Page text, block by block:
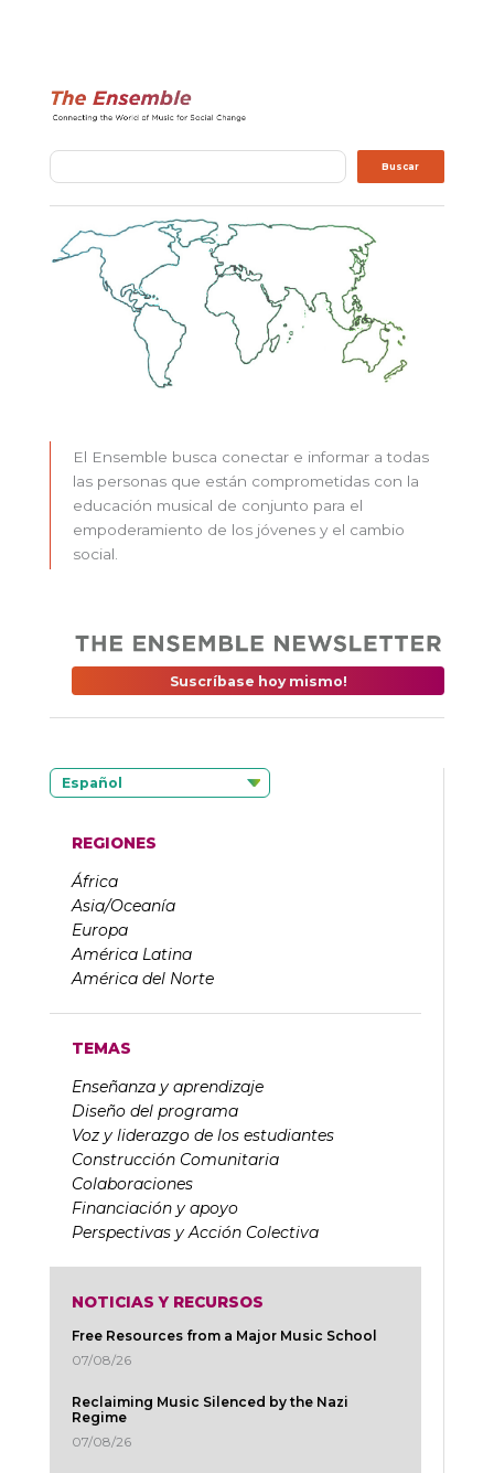
Buscar Buscar
El Ensemble busca conectar e informar a todas
las personas que están comprometidas con la
educación musical de conjunto para el
empoderamiento de los jóvenes y el cambio
social.
Suscríbase hoy mismo!
Español
REGIONES
África
Asia/Oceanía
Europa
América Latina
América del Norte
TEMAS
Enseñanza y aprendizaje
Diseño del programa
Voz y liderazgo de los estudiantes
Construcción Comunitaria
Colaboraciones
Financiación y apoyo
Perspectivas y Acción Colectiva
NOTICIAS Y RECURSOS
Free Resources from a Major Music School
07/08/26
Reclaiming Music Silenced by the Nazi
Regime
07/08/26